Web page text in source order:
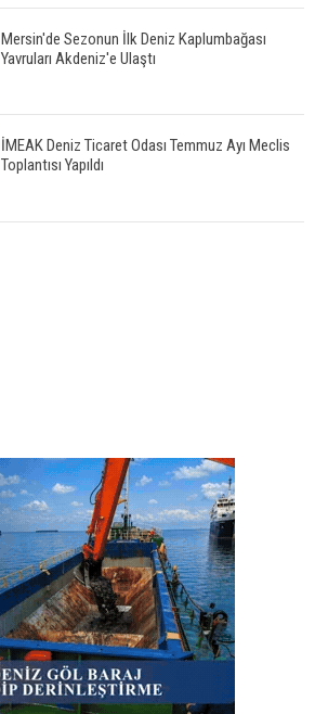
Mersin'de Sezonun İlk Deniz Kaplumbağası
Yavruları Akdeniz'e Ulaştı
İMEAK Deniz Ticaret Odası Temmuz Ayı Meclis
Toplantısı Yapıldı